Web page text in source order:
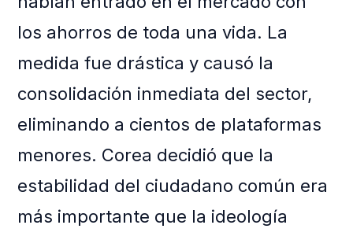
los ahorros de toda una vida. La
medida fue drástica y causó la
consolidación inmediata del sector,
eliminando a cientos de plataformas
menores. Corea decidió que la
estabilidad del ciudadano común era
más importante que la ideología